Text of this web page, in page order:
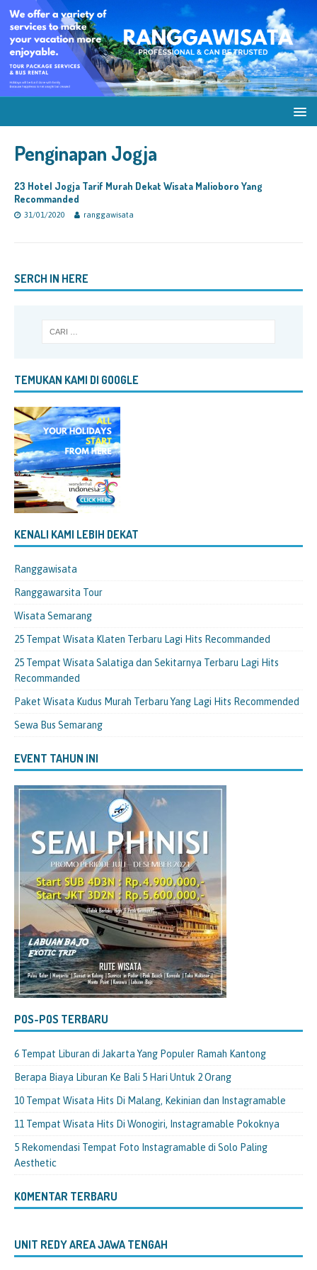
Penginapan Jogja
23 Hotel Jogja Tarif Murah Dekat Wisata Malioboro Yang
Recommanded
31/01/2020 ranggawisata
SERCH IN HERE
TEMUKAN KAMI DI GOOGLE
KENALI KAMI LEBIH DEKAT
Ranggawisata
Ranggawarsita Tour
Wisata Semarang
25 Tempat Wisata Klaten Terbaru Lagi Hits Recommanded
25 Tempat Wisata Salatiga dan Sekitarnya Terbaru Lagi Hits
Recommanded
Paket Wisata Kudus Murah Terbaru Yang Lagi Hits Recommended
Sewa Bus Semarang
EVENT TAHUN INI
POS-POS TERBARU
6 Tempat Liburan di Jakarta Yang Populer Ramah Kantong
Berapa Biaya Liburan Ke Bali 5 Hari Untuk 2 Orang
10 Tempat Wisata Hits Di Malang, Kekinian dan Instagramable
11 Tempat Wisata Hits Di Wonogiri, Instagramable Pokoknya
5 Rekomendasi Tempat Foto Instagramable di Solo Paling
Aesthetic
KOMENTAR TERBARU
UNIT REDY AREA JAWA TENGAH